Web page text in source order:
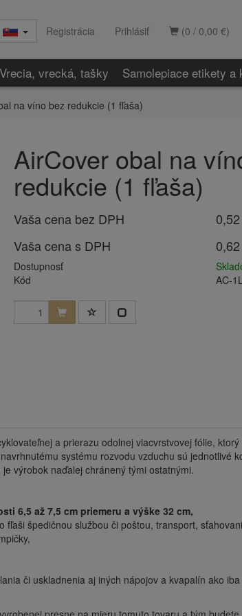
(0 / 0,00 €)
Registrácia Prihlásiť
Vrecia, vrecká, tašky Samolepiace etikety a
na víno bez redukcie (1 fľaša)
AirCover obal na
redukcie (1 fľaša)
Vaša cena bez DPH
Vaša cena s DPH
Dostupnosť
Kód
AC-
a prierazu odolnej viacvrstvovej fólie,
systému rozvodu vzduchu sú jednotlivé
výrobok naďalej chránený tými ostatnými.
6,5 až 7,5 cm priemeru a výške 32 cm,
špedičnou službou či poštou, transport,
či uskladnenia aj iných nápojov a kvapalín ako